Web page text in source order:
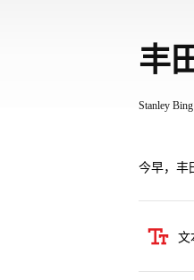
丰
Stanley Bing
今早，丰
文